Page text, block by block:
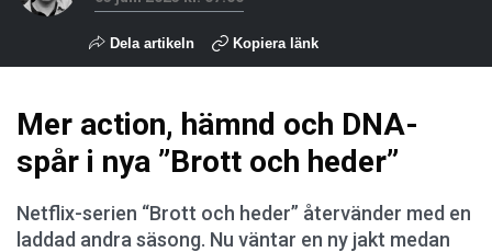
Dela artikeln Kopiera länk
Mer action, hämnd och DNA-
spår i nya ”Brott och heder”
Netflix-serien “Brott och heder” återvänder med en
laddad andra säsong. Nu väntar en ny jakt medan